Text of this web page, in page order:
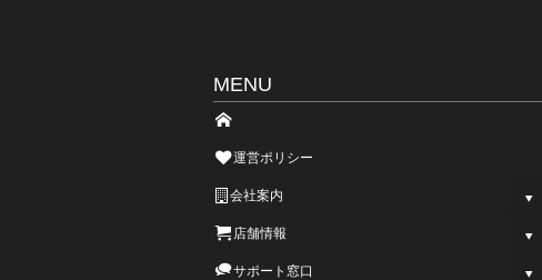
MENU
運営ポリシー
会社案内
店舗情報
サポート窓口